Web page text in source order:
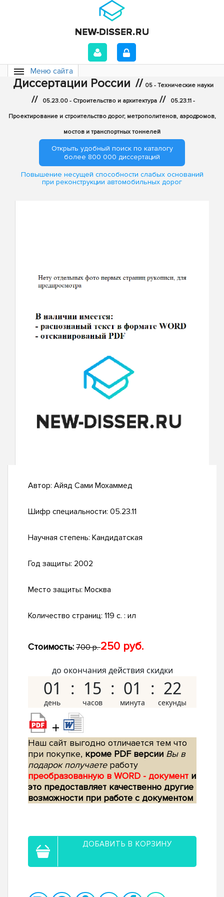
Меню сайта
Диссертации России // 05 - Технические науки
// 05.23.00 - Строительство и архитектура // 05.23.11 -
Проектирование и строительство дорог, метрополитенов, аэродромов,
мостов и транспортных тоннелей
Открыть удобный поиск по каталогу
более 800 000 диссертаций
Повышение несущей способности слабых оснований
при реконструкции автомобильных дорог
Автор: Айяд Сами Мохаммед
Шифр специальности: 05.23.11
Научная степень: Кандидатская
Год защиты: 2002
Место защиты: Москва
Количество страниц: 119 с. : ил
Стоимость: 700 р.250 руб.
до окончания действия скидки
01 15 01 21
+
Наш сайт выгодно отличается тем что
при покупке, кроме PDF версии Вы в
подарок получаетеработу
преобразованную в WORD - документ и
это предоставляет качественно другие
возможности при работе с документом
ДОБАВИТЬ В КОРЗИНУ